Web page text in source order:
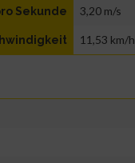
Sekunde 3,20 m/s
11,53 km/h